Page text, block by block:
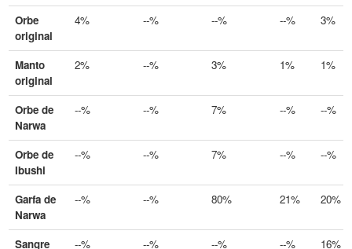
Orbe
original
4% --% --% --% 3%
Manto
original
2% --% 3% 1% 1%
Orbe de
Narwa
--% --% 7% --% --%
Orbe de
Ibushi
--% --% 7% --% --%
Garfa de
Narwa
--% --% 80% 21% 20%
Sangre
--% --% --% --% 16%